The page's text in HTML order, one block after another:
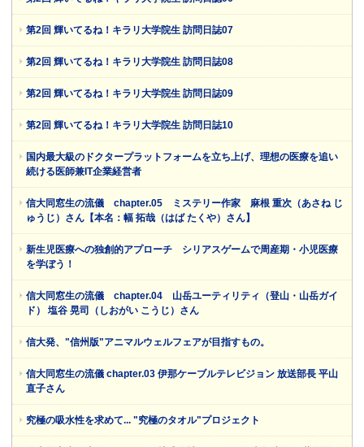
第2回 輝いてるね！キラリ大学院生 訪問日誌07
第2回 輝いてるね！キラリ大学院生 訪問日誌08
第2回 輝いてるね！キラリ大学院生 訪問日誌09
第2回 輝いてるね！キラリ大学院生 訪問日誌10
国内最大級のドクタープラットフォームを立ち上げ、理想の医療を追い
続ける医師兼IT企業経営者
信大同窓生の流儀 chapter.05 ミステリー作家 麻根 重次（あさね じ
ゅうじ）さん【本名：幅 拓哉（はば たくや）さん】
新生児医療への独創的アプローチ シリアスゲームで周産期・小児医療
を学ぼう！
信大同窓生の流儀 chapter.04 山岳ユーティリティ（登山・山岳ガイ
ド） 塩谷 晃司（しおがい こうじ）さん
信大発、"信州版"アニマルウェルフェアが目指すもの。
信大同窓生の流儀 chapter.03 伊那ケーブルテレビジョン 放送部長 平山
直子さん
究極の吸水性を求めて... "究極のタオル"プロジェクト